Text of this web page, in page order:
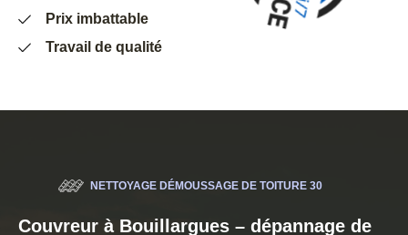
Prix imbattable
Travail de qualité
NETTOYAGE DÉMOUSSAGE DE TOITURE 30
Couvreur à Bouillargues – dépannage de